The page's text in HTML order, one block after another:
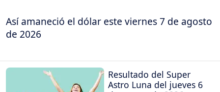
Así amaneció el dólar este viernes 7 de agosto
de 2026
Resultado del Super
Astro Luna del jueves 6